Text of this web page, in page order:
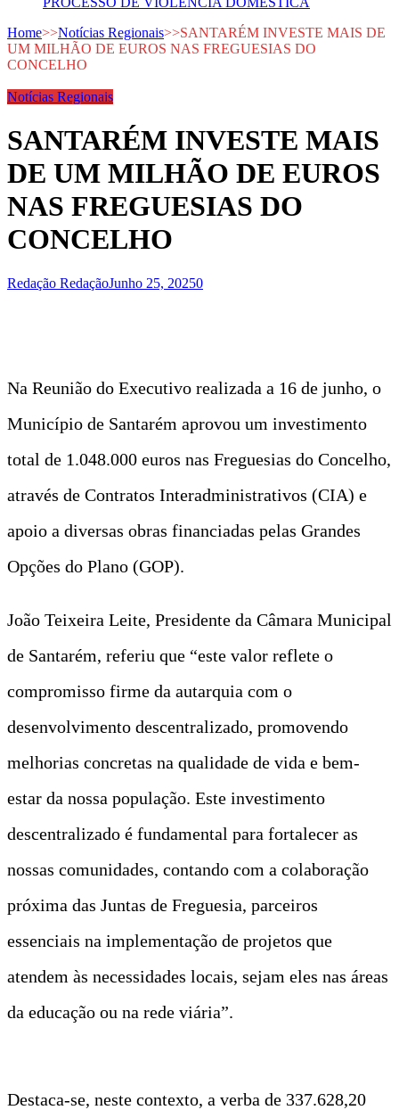
Home>>Notícias Regionais>>SANTARÉM INVESTE MAIS DE
UM MILHÃO DE EUROS NAS FREGUESIAS DO
CONCELHO
Notícias Regionais
SANTARÉM INVESTE MAIS
DE UM MILHÃO DE EUROS
NAS FREGUESIAS DO
CONCELHO
Redação RedaçãoJunho 25, 20250
Na Reunião do Executivo realizada a 16 de junho, o
Município de Santarém aprovou um investimento
total de 1.048.000 euros nas Freguesias do Concelho,
através de Contratos Interadministrativos (CIA) e
apoio a diversas obras financiadas pelas Grandes
Opções do Plano (GOP).
João Teixeira Leite, Presidente da Câmara Municipal
de Santarém, referiu que “este valor reflete o
compromisso firme da autarquia com o
desenvolvimento descentralizado, promovendo
melhorias concretas na qualidade de vida e bem-
estar da nossa população. Este investimento
descentralizado é fundamental para fortalecer as
nossas comunidades, contando com a colaboração
próxima das Juntas de Freguesia, parceiros
essenciais na implementação de projetos que
atendem às necessidades locais, sejam eles nas áreas
da educação ou na rede viária”.
Destaca-se, neste contexto, a verba de 337.628,20